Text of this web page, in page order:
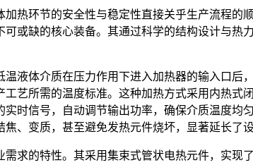
热环节的安全性与稳定性直接关乎生产流程的
或缺的核心装备。其通过科学的结构设计与
液体介质在压力作用下进入加热器的输入口
艺所需的温度标准。这种加热方式采用内热
时信号，自动调节输出功率，确保介质温度
、变质，甚至避免发热元件烧坏，显著延长了设
求的特性。其采用集束式管状电热元件，实